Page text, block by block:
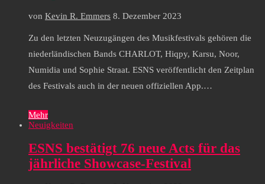
von Kevin R. Emmers 8. Dezember 2023
Zu den letzten Neuzugängen des Musikfestivals gehören die
niederländischen Bands CHARLOT, Hiqpy, Karsu, Noor,
Numidia und Sophie Straat. ESNS veröffentlicht den Zeitplan
des Festivals auch in der neuen offiziellen App.…
Mehr
Neuigkeiten
ESNS bestätigt 76 neue Acts für das
jährliche Showcase-Festival